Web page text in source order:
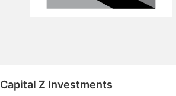
Capital Z Investments